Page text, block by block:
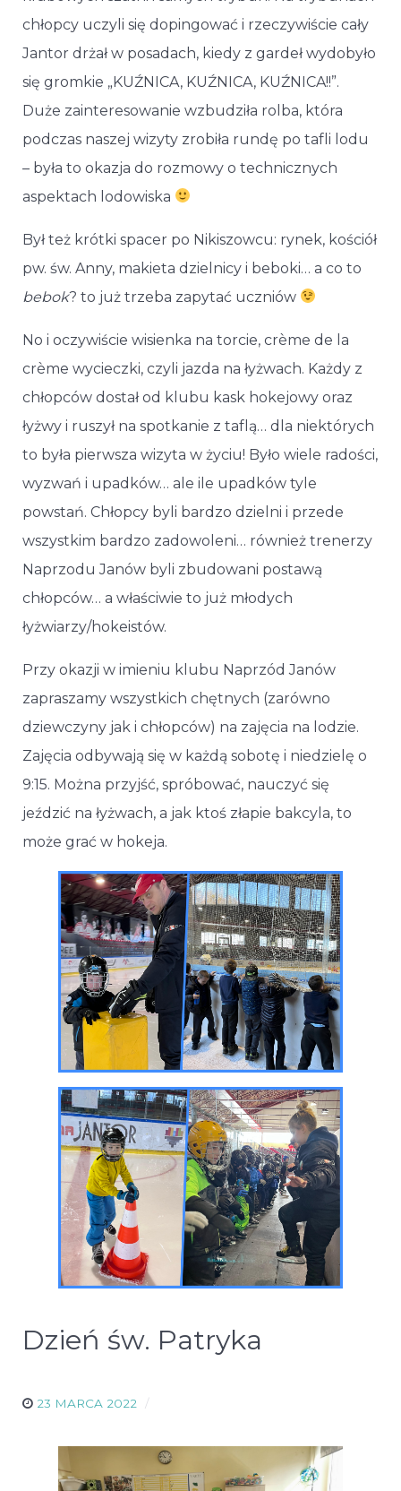
chłopcy uczyli się dopingować i rzeczywiście cały
Jantor drżał w posadach, kiedy z gardeł wydobyło
się gromkie „KUŹNICA, KUŹNICA, KUŹNICA!!”.
Duże zainteresowanie wzbudziła rolba, która
podczas naszej wizyty zrobiła rundę po tafli lodu
– była to okazja do rozmowy o technicznych
aspektach lodowiska
Był też krótki spacer po Nikiszowcu: rynek, kościół
pw. św. Anny, makieta dzielnicy i beboki… a co to
bebok? to już trzeba zapytać uczniów
No i oczywiście wisienka na torcie, crème de la
crème wycieczki, czyli jazda na łyżwach. Każdy z
chłopców dostał od klubu kask hokejowy oraz
łyżwy i ruszył na spotkanie z taflą… dla niektórych
to była pierwsza wizyta w życiu! Było wiele radości,
wyzwań i upadków… ale ile upadków tyle
powstań. Chłopcy byli bardzo dzielni i przede
wszystkim bardzo zadowoleni… również trenerzy
Naprzodu Janów byli zbudowani postawą
chłopców… a właściwie to już młodych
łyżwiarzy/hokeistów.
Przy okazji w imieniu klubu Naprzód Janów
zapraszamy wszystkich chętnych (zarówno
dziewczyny jak i chłopców) na zajęcia na lodzie.
Zajęcia odbywają się w każdą sobotę i niedzielę o
9:15. Można przyjść, spróbować, nauczyć się
jeździć na łyżwach, a jak ktoś złapie bakcyla, to
może grać w hokeja.
Dzień św. Patryka
23 MARCA 2022